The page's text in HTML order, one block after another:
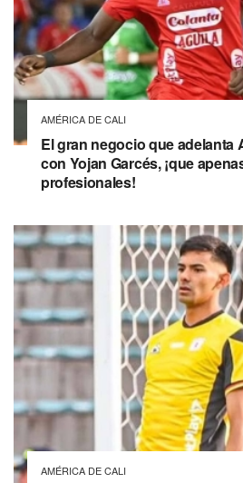
AMÉRICA DE CALI
El gran negocio que adelanta
con Yojan Garcés, ¡que
profesionales!
AMÉRICA DE CALI